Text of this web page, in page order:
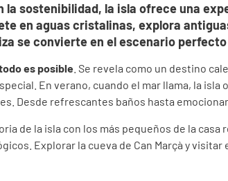
la sostenibilidad, la isla ofrece una
en aguas cristalinas, explora
se convierte en el escenario
es posible . Se revela como un destino
En verano, cuando el mar llama, la
Desde refrescantes baños hasta
de la isla con los más pequeños de la
Explorar la cueva de Can Marçà y